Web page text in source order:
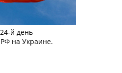
й день
на Украине.